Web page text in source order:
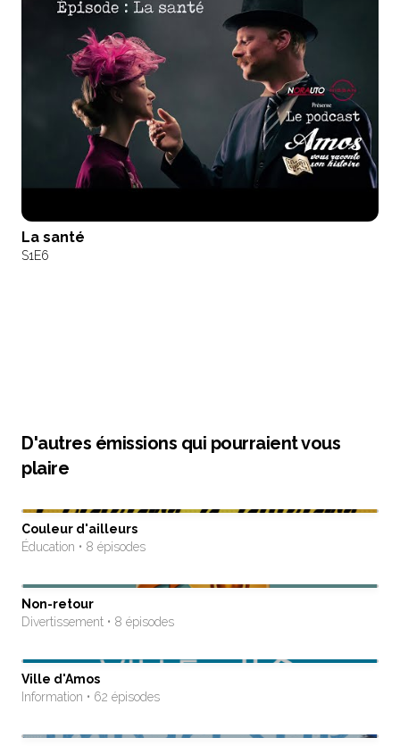
La santé
S1E6
D'autres émissions qui pourraient vous
plaire
Couleur d'ailleurs
Éducation • 8 épisodes
Non-retour
Divertissement • 8 épisodes
Ville d'Amos
Information • 62 épisodes